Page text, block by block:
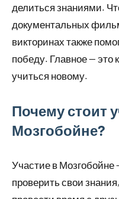
делиться знаниями.
документальных
викторинах также
победу. Главное —
учиться новому.
Почему стоит
Мозгобойне?
Участие в Мозгобойне
проверить свои